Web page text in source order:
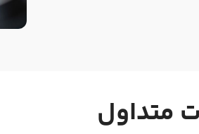
متداول